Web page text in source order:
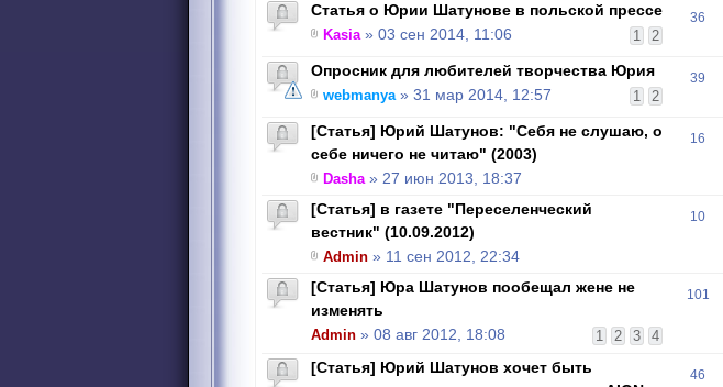
Статья о Юрии Шатунове в польской прессе
1 2
Kasia» 03 сен 2014, 11:06
36
Опросник для любителей творчества Юрия
1 2
webmanya» 31 мар 2014, 12:57
39
[Статья] Юрий Шатунов: "Себя не слушаю, о
себе ничего не читаю" (2003)
Dasha» 27 июн 2013, 18:37
16
[Статья] в газете "Переселенческий
вестник" (10.09.2012)
Admin » 11 сен 2012, 22:34
10
[Статья] Юра Шатунов пообещал жене не
изменять
1 2 3 4
Admin » 08 авг 2012, 18:08
101
[Статья] Юрий Шатунов хочет быть
46